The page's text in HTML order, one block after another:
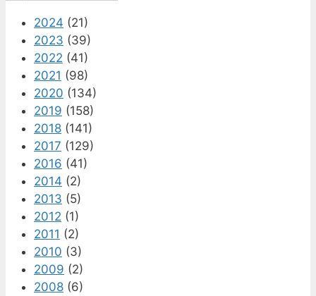
2024 (21)
2023 (39)
2022 (41)
2021 (98)
2020 (134)
2019 (158)
2018 (141)
2017 (129)
2016 (41)
2014 (2)
2013 (5)
2012 (1)
2011 (2)
2010 (3)
2009 (2)
2008 (6)